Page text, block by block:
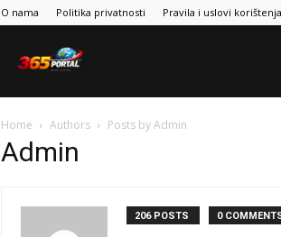
O nama Politika privatnosti Pravila i uslovi korištenja
Home Authors Posts by Admin
Admin
206 POSTS 0